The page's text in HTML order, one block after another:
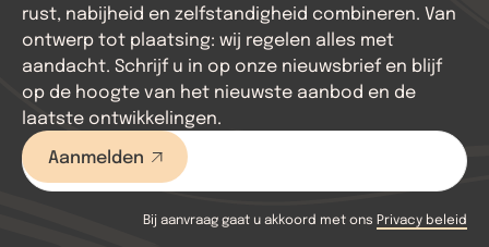
rust, nabijheid en zelfstandigheid combineren. Van
ontwerp tot plaatsing: wij regelen alles met
aandacht. Schrijf u in op onze nieuwsbrief en blijf
op de hoogte van het nieuwste aanbod en de
laatste ontwikkelingen.
Bij aanvraag gaat u akkoord met ons Privacy beleid